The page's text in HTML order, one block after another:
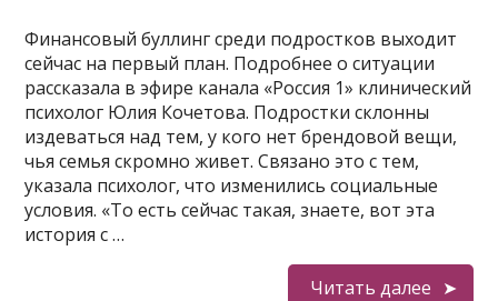
Финансовый буллинг среди подростков выходит
сейчас на первый план. Подробнее о ситуации
рассказала в эфире канала «Россия 1» клинический
психолог Юлия Кочетова. Подростки склонны
издеваться над тем, у кого нет брендовой вещи,
чья семья скромно живет. Связано это с тем,
указала психолог, что изменились социальные
условия. «То есть сейчас такая, знаете, вот эта
история с …
Читать далее